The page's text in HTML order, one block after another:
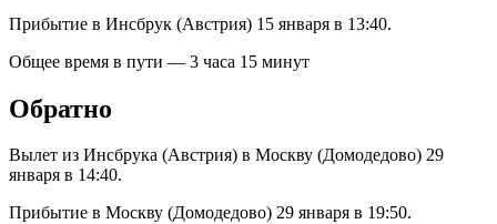
Прибытие в Инсбрук (Австрия) 15 января в 13:40.
Общее время в пути — 3 часа 15 минут
Обратно
Вылет из Инсбрука (Австрия) в Москву (Домодедово) 29
января в 14:40.
Прибытие в Москву (Домодедово) 29 января в 19:50.